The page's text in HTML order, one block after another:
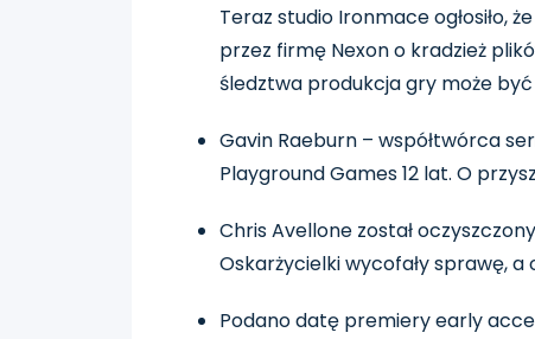
Teraz studio Ironmace ogłosiło,
przez firmę Nexon o kradzież
śledztwa produkcja gry może
Gavin Raeburn – współtwórca
Playground Games 12 lat. O
Chris Avellone został
Oskarżycielki wycofały sprawę, a
Podano datę premiery early